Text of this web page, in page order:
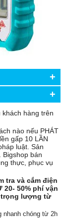
+
+
hàng trên
nào nếu PHÁT
gấp 10 LẦN
luật. Sản
Bigshop bán
thực, phục vụ
tra và cắm điện
50% phí vận
trọng lượng từ
nhanh chóng từ 2h